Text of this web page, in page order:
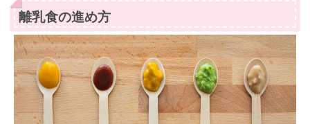
離乳食の進め方